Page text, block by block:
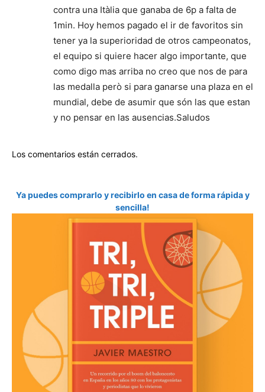
contra una Itàlia que ganaba de 6p a falta de
1min. Hoy hemos pagado el ir de favoritos sin
tener ya la superioridad de otros campeonatos,
el equipo si quiere hacer algo importante, que
como digo mas arriba no creo que nos de para
las medalla però si para ganarse una plaza en el
mundial, debe de asumir que són las que estan
y no pensar en las ausencias.Saludos
Los comentarios están cerrados.
Ya puedes comprarlo y recibirlo en casa de forma rápida y
sencilla!